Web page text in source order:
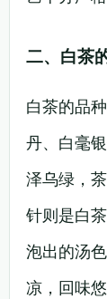
二、白茶
白茶的品
丹、白毫
泽乌绿，
针则是白
泡出的汤
凉，回味